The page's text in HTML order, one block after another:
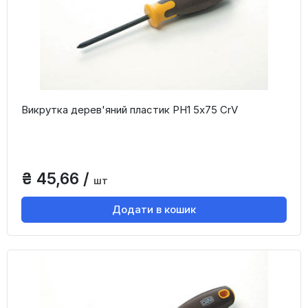
Викрутка дерев'яний пластик PH1 5x75 CrV
₴ 45,66 / шт
Додати в кошик